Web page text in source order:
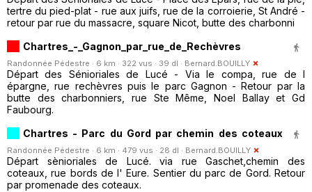
tertre du pied-plat - rue aux juifs, rue de la corroierie, St André -
retour par rue du massacre, square Nicot, butte des charbonni
Chartres_-_Gagnon_par_rue_de_Rechèvres
Randonnée Pédestre · 6 km · 322 vus · 39 dl · Bernard.BOUILLY
Départ des Sénioriales de Lucé - Via le compa, rue de l
épargne, rue rechèvres puis le parc Gagnon - Retour par la
butte des charbonniers, rue Ste Même, Noel Ballay et Gd
Faubourg.
Chartres - Parc du Gord par chemin des coteaux
Randonnée Pédestre · 6 km · 479 vus · 28 dl · Bernard.BOUILLY
Départ sènioriales de Lucé. via rue Gaschet,chemin des
coteaux, rue bords de l' Eure. Sentier du parc de Gord. Retour
par promenade des coteaux.